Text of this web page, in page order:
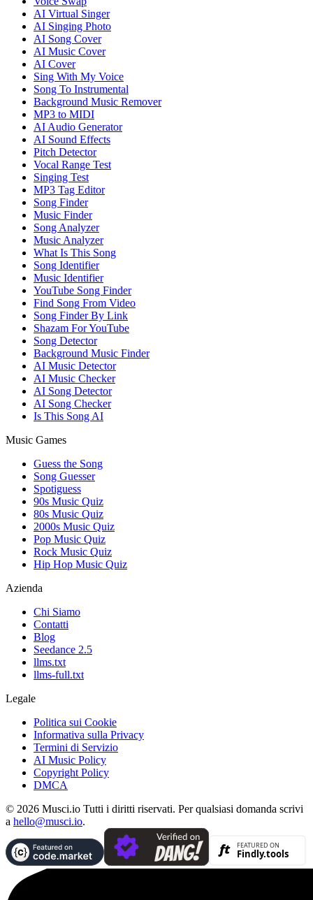
AI Virtual Singer
AI Singing Photo
AI Song Cover
AI Music Cover
AI Cover
Sing With My Voice
Song To Instrumental
Background Music Remover
MP3 to MIDI
AI Audio Generator
AI Sound Effects
Pitch Detector
Vocal Range Test
Singing Test
MP3 Tag Editor
Song Finder
Music Finder
Song Analyzer
Music Analyzer
What Is This Song
Song Identifier
Music Identifier
YouTube Song Finder
Find Song From Video
Song Finder By Link
Shazam For YouTube
Song Detector
Background Music Finder
AI Music Detector
AI Music Checker
AI Song Detector
AI Song Checker
Is This Song AI
Music Games
Guess the Song
Song Guesser
Spotiguess
90s Music Quiz
80s Music Quiz
2000s Music Quiz
Pop Music Quiz
Rock Music Quiz
Hip Hop Music Quiz
Azienda
Chi Siamo
Contatti
Blog
Seedance 2.5
llms.txt
llms-full.txt
Legale
Politica sui Cookie
Informativa sulla Privacy
Termini di Servizio
AI Music Policy
Copyright Policy
DMCA
© 2026 Musci.io Tutti i diritti riservati. Per qualsiasi domanda scrivi
a hello@musci.io.